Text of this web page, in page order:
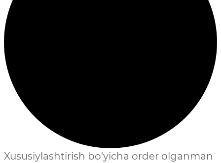
Xususiylashtirish bo'yicha order olganman